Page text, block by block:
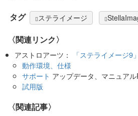
タグ ステライメージ
〈関連リンク〉
アストロアーツ：
「ステライメージ9」
動作環境、仕様
サポート アップデータ、マニュア
試用版
関連記事